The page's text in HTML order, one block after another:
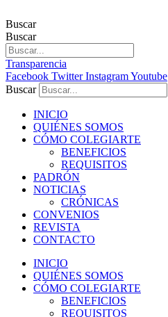
Buscar
Buscar
Transparencia
Facebook Twitter InstagramYoutube
Buscar
INICIO
QUIÉNES SOMOS
CÓMO COLEGIARTE
BENEFICIOS
REQUISITOS
PADRÓN
NOTICIAS
CRÓNICAS
CONVENIOS
REVISTA
CONTACTO
INICIO
QUIÉNES SOMOS
CÓMO COLEGIARTE
BENEFICIOS
REQUISITOS